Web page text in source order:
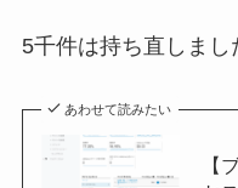
5千件は持ち直しまし
あわせて読みたい
【